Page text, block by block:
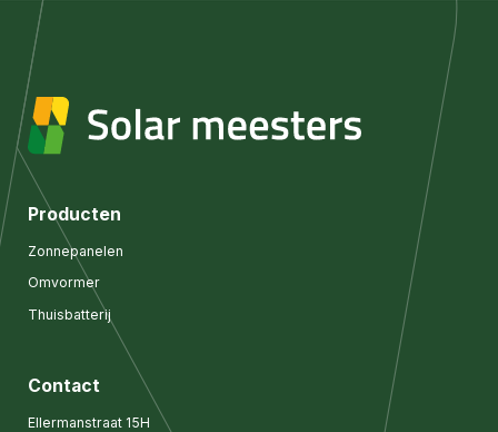
Producten
Zonnepanelen
Omvormer
Thuisbatterij
Contact
Ellermanstraat 15H